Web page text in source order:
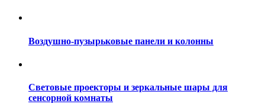
Воздушно-пузырьковые панели и колонны
Световые проекторы и зеркальные шары для
сенсорной комнаты